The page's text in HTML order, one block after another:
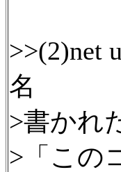
>>(2)net
名
>書かれ
>「この